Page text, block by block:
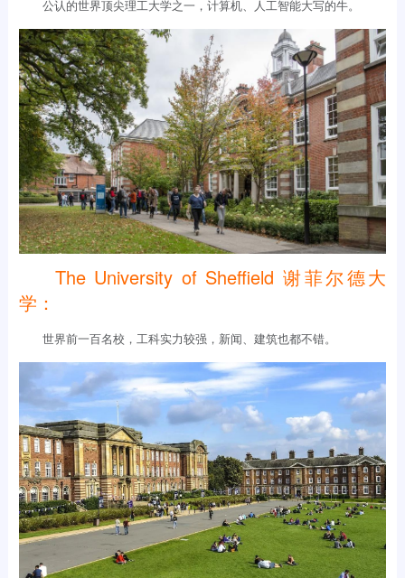
公认的世界顶尖理工大学之一，计算机、人工智能大写的牛。
The University of Sheffield 谢菲尔德大
学：
世界前一百名校，工科实力较强，新闻、建筑也都不错。